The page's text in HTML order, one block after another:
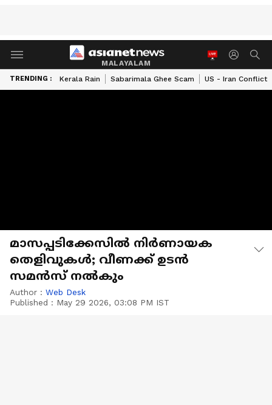
MALAYALAM
TRENDING : Kerala Rain Sabarimala Ghee Scam US - Iran Conflict
മാസപ്പടിക്കേസിൽ നിർണായക
തെളിവുകൾ; വീണക്ക് ഉടൻ
സമൻസ് നൽകും
Author : Web Desk
Published : May 29 2026, 03:08 PM IST